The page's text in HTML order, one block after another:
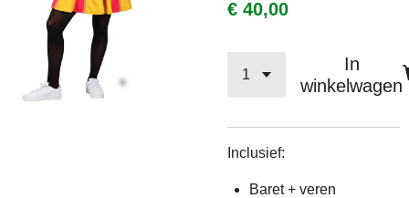
€ 40,00
In
winkelwagen
Inclusief:
Baret + veren